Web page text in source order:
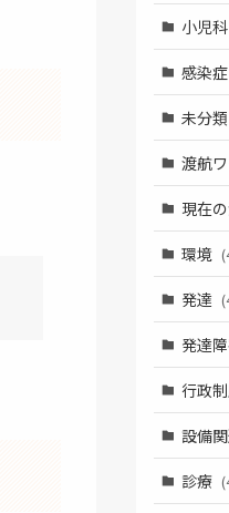
小児
感染症
未分類
渡航
現在
環境
発達
発達
行政
設備
診療